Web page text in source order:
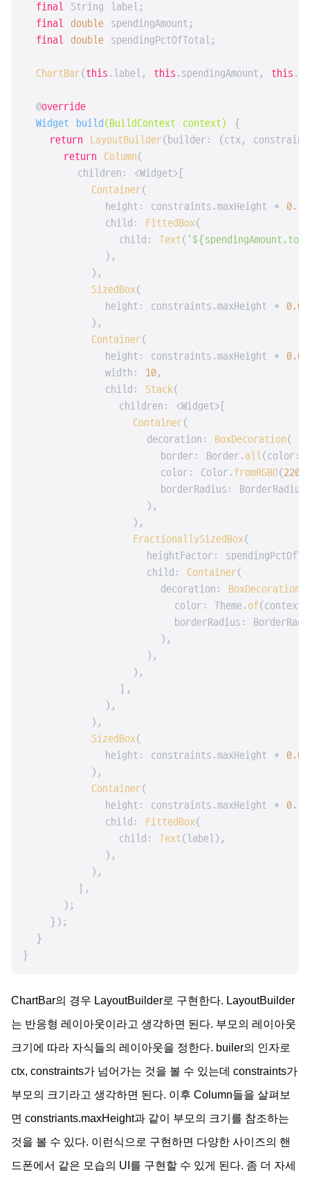
final String label;
final
double spendingAmount;
final
double spendingPctOfTotal;
ChartBar(this .label, this .spendingAmount, this
  @
override
  Widget
build(BuildContext context)
{
return
LayoutBuilder(builder: (ctx,
return
Column(
        children: <Widget>[
Container(
            height: constraints.maxHeight *
0.15
            child:
FittedBox(
              child:
Text(
            ),
          ),
SizedBox(
            height: constraints.maxHeight *
0.05
          ),
Container(
            height: constraints.maxHeight *
0.6
            width:
10,
            child:
Stack(
              children: <Widget>[
Container(
                  decoration:
BoxDecoration(
                    border: Border.
all(color:
                    color: Color.
fromRGBO(220
borderRadius:
                  ),
                ),
FractionallySizedBox(
heightFactor:
                  child:
Container(
                    decoration:
BoxDecoration
                      color: Theme.
of
borderRadius:
                    ),
                  ),
                ),
              ],
            ),
          ),
SizedBox(
            height: constraints.maxHeight *
0.05
          ),
Container(
            height: constraints.maxHeight *
0.15
            child:
FittedBox(
              child:
Text(label),
            ),
          ),
        ],
      );
    });
  }
}
ChartBar의 경우 LayoutBuilder로 구현한다. LayoutBuilder
는 반응형 레이아웃이라고 생각하면 된다. 부모의 레이아웃
크기에 따라 자식들의 레이아웃을 정한다. builer의 인자로
ctx, constraints가 넘어가는 것을 볼 수 있는데 constraints가
부모의 크기라고 생각하면 된다. 이후 Column들을 살펴보
면 constriants.maxHeight과 같이 부모의 크기를 참조하는
것을 볼 수 있다. 이런식으로 구현하면 다양한 사이즈의 핸
드폰에서 같은 모습의 UI를 구현할 수 있게 된다. 좀 더 자세